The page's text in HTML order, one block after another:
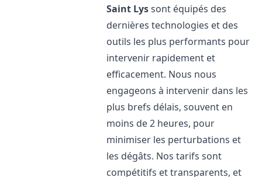
Saint Lyssont équipés des
dernières technologies et des
outils les plus performants pour
intervenir rapidement et
efficacement. Nous nous
engageons à intervenir dans les
plus brefs délais, souvent en
moins de 2 heures, pour
minimiser les perturbations et
les dégâts. Nos tarifs sont
compétitifs et transparents, et